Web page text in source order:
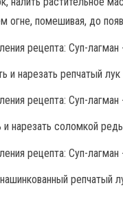
огне, помешивая, до
и нарезать репчатый лук
нарезать соломкой
репчатый